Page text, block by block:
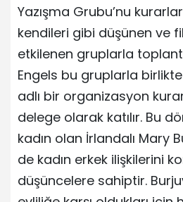
Yazışma Grubu’nu
kendileri gibi düşünen ve
etkilenen gruplarla
Engels bu gruplarla
adlı bir organizasyon
delege olarak katılır. Bu
kadın olan İrlandalı Mary
de kadın erkek ilişkilerini
düşüncelere sahiptir.